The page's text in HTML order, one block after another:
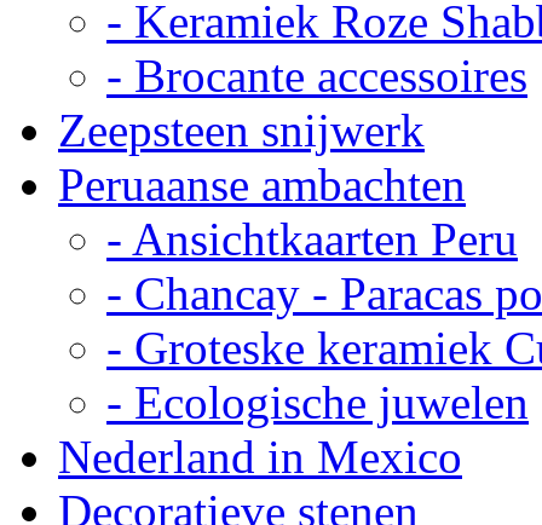
- Keramiek Roze
- Brocante accessoires
Zeepsteen snijwerk
Peruaanse ambachten
- Ansichtkaarten Peru
- Chancay - Paracas
- Groteske keramiek
- Ecologische juwelen
Nederland in Mexico
Decoratieve stenen